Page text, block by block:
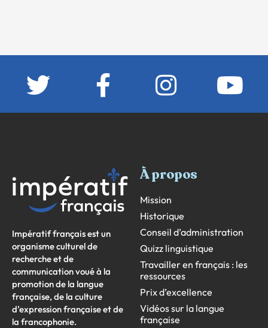
Impératif français est un
organisme culturel de
recherche et de
communication voué à la
promotion de la langue
française, de la culture
d’expression française et de
la francophonie.
À propos
Mission
Historique
Conseil d’administration
Quizz linguistique
Travailler en français : les
ressources
Prix d’excellence
Vidéos sur la langue
française